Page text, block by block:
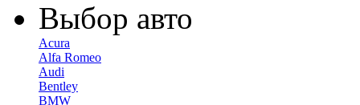
Выбор авто
Acura
Alfa Romeo
Audi
Bentley
BMW